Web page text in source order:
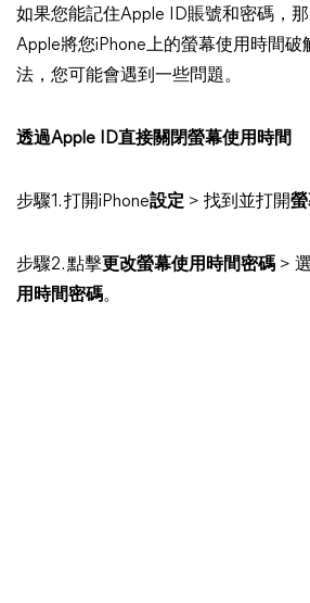
如果您能記住Apple ID賬號和密碼，
Apple將您iPhone上的螢幕使用時間破
法，您可能會遇到一些問題。
透過Apple ID直接關閉螢幕使用時間
步驟1. 打開iPhone設定 > 找到並打開
步驟2. 點擊更改螢幕使用時間密碼 >
用時間密碼。